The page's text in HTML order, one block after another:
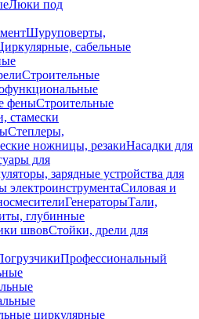
Люки под
Шуруповерты,
сабельные
Строительные
феныСтроительные
стамески
Степлеры,
ножницы, резакиНасадки для
для
зарядные устройства для
электроинструментаСиловая и
ГенераторыТали,
глубинные
швовСтойки, дрели для
Профессиональный
циркулярные